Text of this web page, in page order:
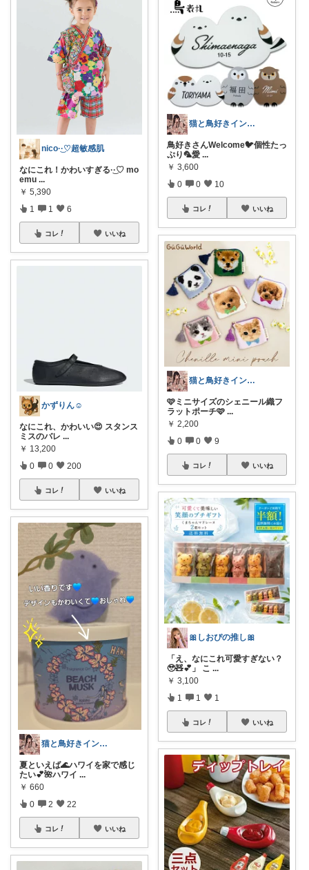
nico·͜·♡超敏感肌
なにこれ！かわいすぎる·͜·♡ mo
emu ...
￥ 5,390
1 1 6
コレ いいね
かずりん☺︎
なにこれ、かわいい😍 スタンス
ミスのバレ ...
￥ 13,200
0 0 200
コレ いいね
猫と鳥好きインテリア初心者mako
夏といえば🌊ハワイを家で感じ
たい💕🌺ハワイ ...
￥ 660
0 2 22
コレ いいね
猫と鳥好きインテリア初心者mako
鳥好きさんWelcome🐦個性たっ
ぷり🦜愛 ...
￥ 3,600
0 0 10
コレ いいね
猫と鳥好きインテリア初心者mako
🩷ミニサイズのシェニール織フ
ラットポーチ🩷 ...
￥ 2,200
0 0 9
コレ いいね
🎀しおぴの推し🎀
「え、なにこれ可愛すぎない？
🥹🧸💕」 こ ...
￥ 3,100
1 1 1
コレ いいね